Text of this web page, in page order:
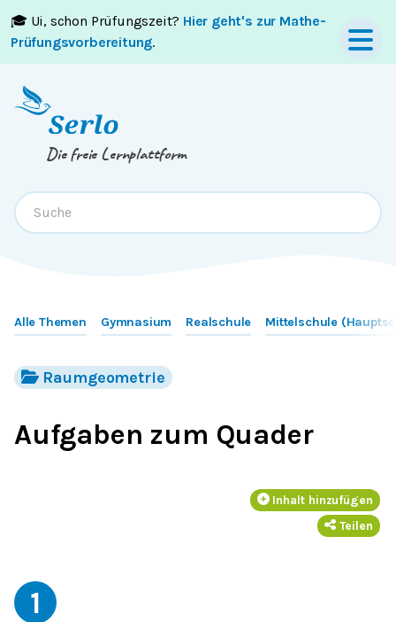
🎓 Ui, schon Prüfungszeit? Hier geht's zur Mathe-
Prüfungsvorbereitung.
Springe zumInhaltoderFooter
Die freie Lernplattform
Alle Themen Gymnasium Realschule Mittelschule
Raumgeometrie
Aufgaben zum Quader
Inhalt hinzufügen
Teilen
1